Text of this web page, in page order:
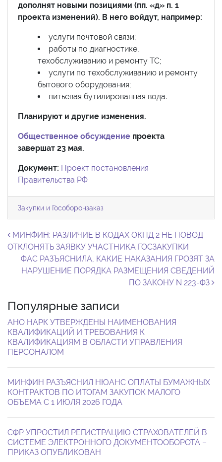
дополнят новыми позициями (пп. «д» п. 1
проекта изменений). В него войдут, например:
услуги почтовой связи;
работы по диагностике,
техобслуживанию и ремонту ТС;
услуги по техобслуживанию и ремонту
бытового оборудования;
питьевая бутилированная вода.
Планируют и другие изменения.
Общественное обсуждение проекта
завершат 23 мая.
Документ: Проект постановления
Правительства РФ
Закупки и Гособоронзаказ
Навигация по записям
МИНФИН: РАЗЛИЧИЕ В КОДАХ ОКПД 2 НЕ ПОВОД
ОТКЛОНЯТЬ ЗАЯВКУ УЧАСТНИКА ГОСЗАКУПКИ
ФАС РАЗЪЯСНИЛА, КАКИЕ НАКАЗАНИЯ ГРОЗЯТ ЗА
НАРУШЕНИЕ ПОРЯДКА РАЗМЕЩЕНИЯ СВЕДЕНИЙ
ПО ЗАКОНУ N 223-ФЗ
Популярные записи
АНО НАРК УТВЕРЖДЕНЫ НАИМЕНОВАНИЯ
КВАЛИФИКАЦИЙ И ТРЕБОВАНИЯ К
КВАЛИФИКАЦИЯМ В ОБЛАСТИ УПРАВЛЕНИЯ
ПЕРСОНАЛОМ
МИНФИН РАЗЪЯСНИЛ НЮАНС ОПЛАТЫ БУМАЖНЫХ
КОНТРАКТОВ ПО ИТОГАМ ЗАКУПОК МАЛОГО
ОБЪЕМА С 1 ИЮЛЯ 2026 ГОДА
СФР УПРОСТИЛ РЕГИСТРАЦИЮ СТРАХОВАТЕЛЕЙ В
СИСТЕМЕ ЭЛЕКТРОННОГО ДОКУМЕНТООБОРОТА –
ПРИКАЗ ОПУБЛИКОВАН